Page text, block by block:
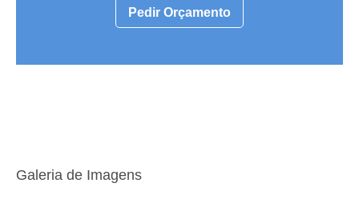
Pedir Orçamento
Galeria de Imagens